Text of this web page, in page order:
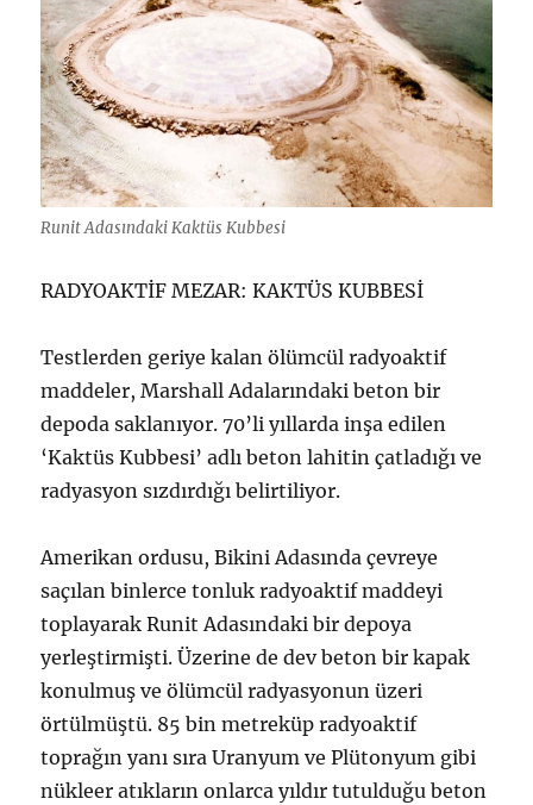
Runit Adasındaki Kaktüs Kubbesi
RADYOAKTİF MEZAR: KAKTÜS KUBBESİ
Testlerden geriye kalan ölümcül radyoaktif
maddeler, Marshall Adalarındaki beton bir
depoda saklanıyor. 70’li yıllarda inşa edilen
‘Kaktüs Kubbesi’ adlı beton lahitin çatladığı ve
radyasyon sızdırdığı belirtiliyor.
Amerikan ordusu, Bikini Adasında çevreye
saçılan binlerce tonluk radyoaktif maddeyi
toplayarak Runit Adasındaki bir depoya
yerleştirmişti. Üzerine de dev beton bir kapak
konulmuş ve ölümcül radyasyonun üzeri
örtülmüştü. 85 bin metreküp radyoaktif
toprağın yanı sıra Uranyum ve Plütonyum gibi
nükleer atıkların onlarca yıldır tutulduğu beton